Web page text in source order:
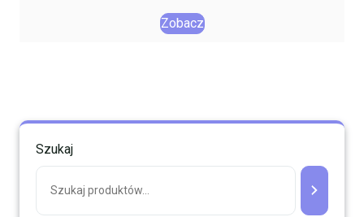
Zobacz
Szukaj